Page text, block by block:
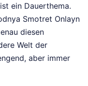
ein Dauerthema.
Smotret Onlayn
diesen
Welt der
aber immer